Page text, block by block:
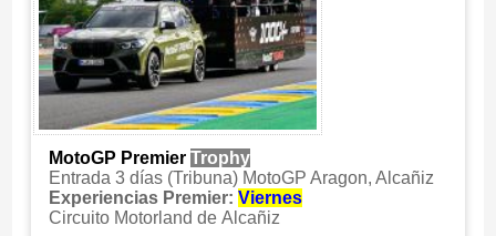
MotoGP Premier Trophy
Entrada 3 días (Tribuna) MotoGP Aragon, Alcañiz
Experiencias Premier: Viernes
Circuito Motorland de Alcañiz